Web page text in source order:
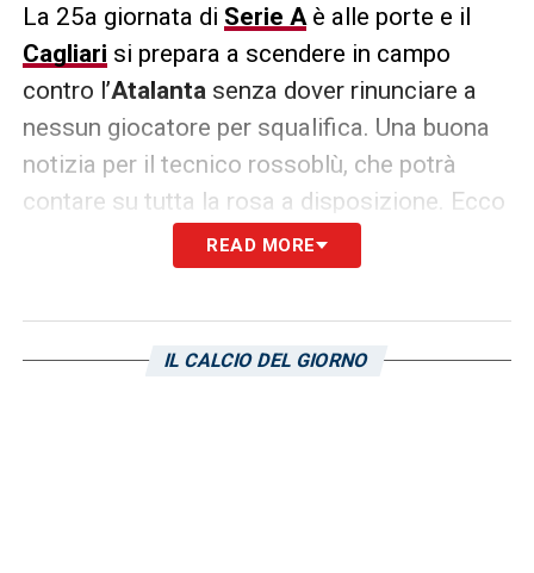
La 25a giornata di Serie Aè alle porte e il
Cagliari si prepara a scendere in campo
contro l’Atalantasenza dover rinunciare a
nessun giocatore per squalifica. Una buona
notizia per il tecnico rossoblù, che potrà
contare su tutta la rosa a disposizione. Ecco
invece i calciatori che il Giudice Sportivo ha
fermato per la prossima giornata di
Lamin Fadera (Como )
READ MORE
IL CALCIO DEL GIORNO